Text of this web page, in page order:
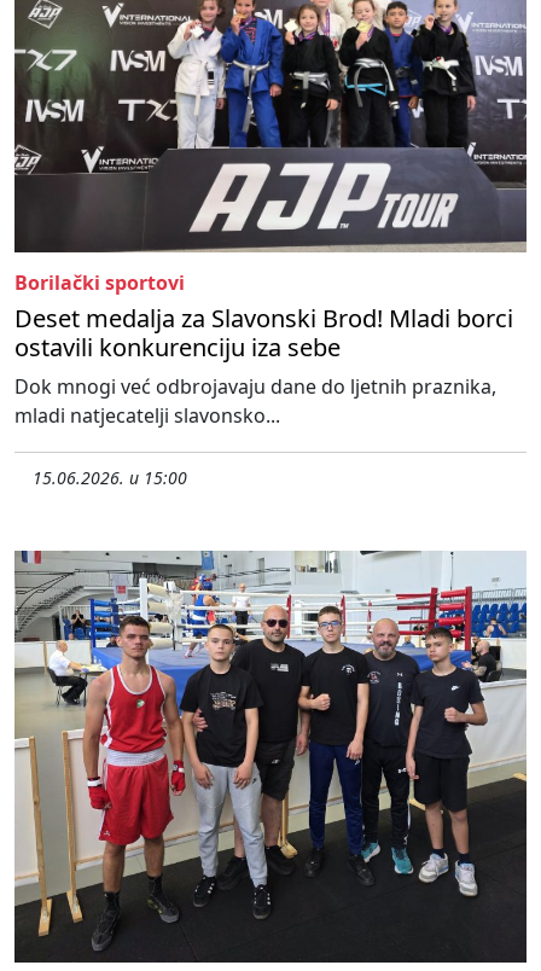
Borilački sportovi
Deset medalja za Slavonski Brod! Mladi borci
ostavili konkurenciju iza sebe
Dok mnogi već odbrojavaju dane do ljetnih praznika,
mladi natjecatelji slavonsko...
15.06.2026. u 15:00